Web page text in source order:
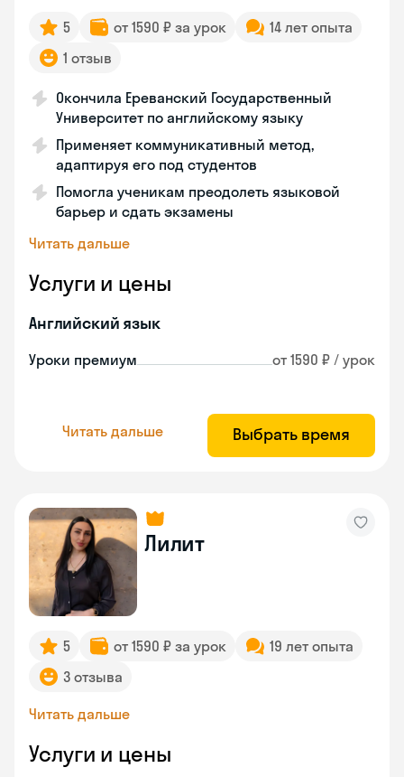
5 от 1590 ₽ за урок
14 лет опыта
1 отзыв
Окончила Ереванский Государственный
Университет по английскому языку
Применяет коммуникативный метод,
адаптируя его под студентов
Помогла ученикам преодолеть языковой
барьер и сдать экзамены
Читать дальше
Услуги и цены
Английский язык
Уроки премиум от 1590 ₽ / урок
Читать дальше Выбрать время
Лилит
5 от 1590 ₽ за урок
19 лет опыта
3 отзыва
Читать дальше
Услуги и цены